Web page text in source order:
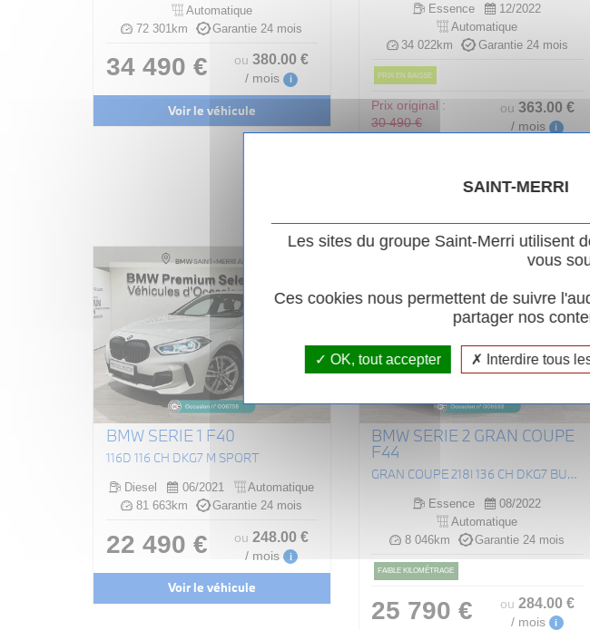
Automatique
72 301km
Garantie 24 mois
34 490 € ou380.00 €
/ mois i
Voir le véhicule
Essence
12/2022
Automatique
34 022km
Garantie 24 mois
PRIX EN BAISSE
Prix original :
30 490 €
ou 363.00 €
/ mois i
Voir le véhicule
BMW SERIE 1 F40
116D 116 CH DKG7 M SPORT
Diesel 06/2021
Automatique
81 663km
Garantie 24 mois
22 490 € ou248.00 €
/ mois i
Voir le véhicule
BMW SERIE 2 GRAN COUPE
F44
GRAN COUPE 218I 136 CH DKG7 BUSINESS DESIGN
Essence
08/2022
Automatique
8 046km
Garantie 24 mois
FAIBLE KILOMÉTRAGE
25 790 € ou 284.00 €
/ mois i
SAINT-MERRI
Les sites du groupe Saint-Merri utilisent
vous
Ces cookies nous permettent de suivre
partager nos
OK, tout accepter Interdire tous